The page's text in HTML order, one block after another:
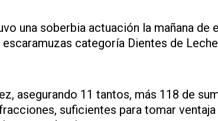
una soberbia actuación la mañana de
categoría Dientes de
asegurando 11 tantos, más 118 de
suficientes para tomar